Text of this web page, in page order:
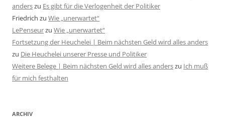
anderszu Es gibt für die Verlogenheit der Politiker
Friedrich zu Wie „unerwartet“
LePenseurzu Wie „unerwartet“
Fortsetzung der Heuchelei | Beim nächsten Geld wird alles anders
zu Die Heuchelei unserer Presse und Politiker
Weitere Belege | Beim nächsten Geld wird alles anderszu Ich muß
für mich festhalten
ARCHIV